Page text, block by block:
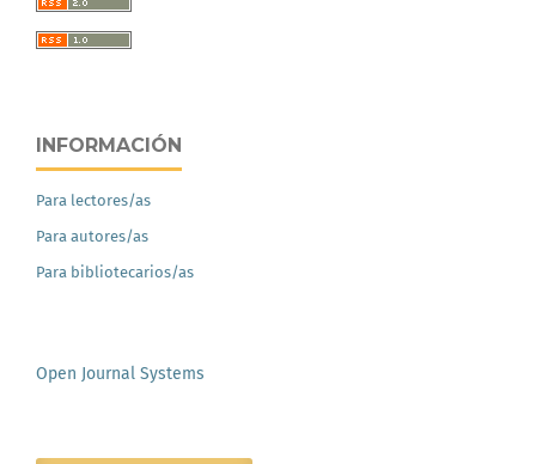
INFORMACIÓN
Para lectores/as
Para autores/as
Para bibliotecarios/as
Open Journal Systems